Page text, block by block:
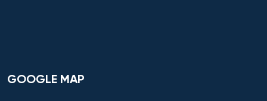
GOOGLE MAP